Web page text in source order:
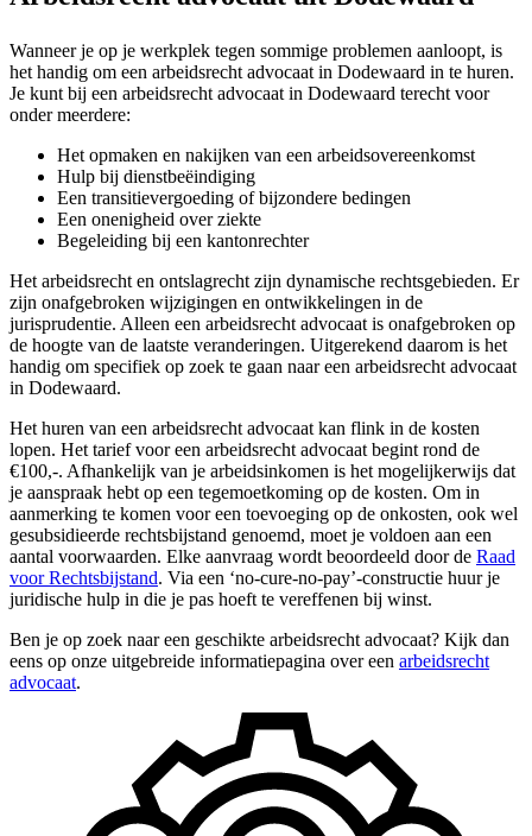
Wanneer je op je werkplek tegen sommige problemen aanloopt, is
het handig om een arbeidsrecht advocaat in Dodewaard in te huren.
Je kunt bij een arbeidsrecht advocaat in Dodewaard terecht voor
onder meerdere:
Het opmaken en nakijken van een arbeidsovereenkomst
Hulp bij dienstbeëindiging
Een transitievergoeding of bijzondere bedingen
Een onenigheid over ziekte
Begeleiding bij een kantonrechter
Het arbeidsrecht en ontslagrecht zijn dynamische rechtsgebieden. Er
zijn onafgebroken wijzigingen en ontwikkelingen in de
jurisprudentie. Alleen een arbeidsrecht advocaat is onafgebroken op
de hoogte van de laatste veranderingen. Uitgerekend daarom is het
handig om specifiek op zoek te gaan naar een arbeidsrecht advocaat
in Dodewaard.
Het huren van een arbeidsrecht advocaat kan flink in de kosten
lopen. Het tarief voor een arbeidsrecht advocaat begint rond de
€100,-. Afhankelijk van je arbeidsinkomen is het mogelijkerwijs dat
je aanspraak hebt op een tegemoetkoming op de kosten. Om in
aanmerking te komen voor een toevoeging op de onkosten, ook wel
gesubsidieerde rechtsbijstand genoemd, moet je voldoen aan een
aantal voorwaarden. Elke aanvraag wordt beoordeeld door de Raad
voor Rechtsbijstand. Via een ‘no-cure-no-pay’-constructie huur je
juridische hulp in die je pas hoeft te vereffenen bij winst.
Ben je op zoek naar een geschikte arbeidsrecht advocaat? Kijk dan
eens op onze uitgebreide informatiepagina over een arbeidsrecht
advocaat.